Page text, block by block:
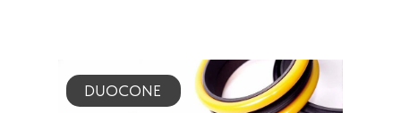
DUOCONE